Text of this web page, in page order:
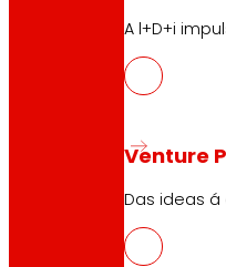
A l+D+i
Venture
Das ideas